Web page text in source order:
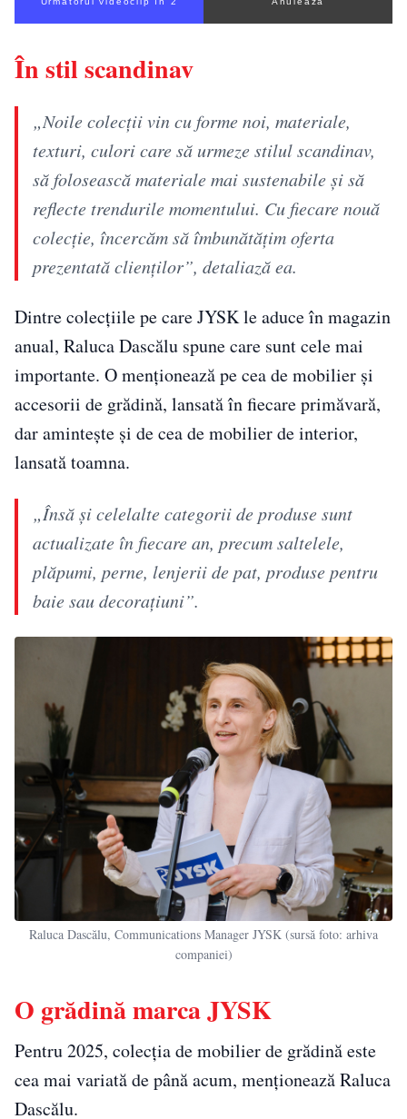
În stil scandinav
„Noile colecții vin cu forme noi, materiale,
texturi, culori care să urmeze stilul scandinav,
să folosească materiale mai sustenabile și să
reflecte trendurile momentului. Cu fiecare nouă
colecție, încercăm să îmbunătățim oferta
prezentată clienților”, detaliază ea.
Dintre colecțiile pe care JYSK le aduce în magazin
anual, Raluca Dascălu spune care sunt cele mai
importante. O menționează pe cea de mobilier și
accesorii de grădină, lansată în fiecare primăvară,
dar amintește și de cea de mobilier de interior,
lansată toamna.
„Însă și celelalte categorii de produse sunt
actualizate în fiecare an, precum saltelele,
plăpumi, perne, lenjerii de pat, produse pentru
baie sau decorațiuni”.
Raluca Dascălu, Communications Manager JYSK (sursă foto: arhiva
companiei)
O grădină marca JYSK
Pentru 2025, colecția de mobilier de grădină este
cea mai variată de până acum, menționează Raluca
Dascălu.